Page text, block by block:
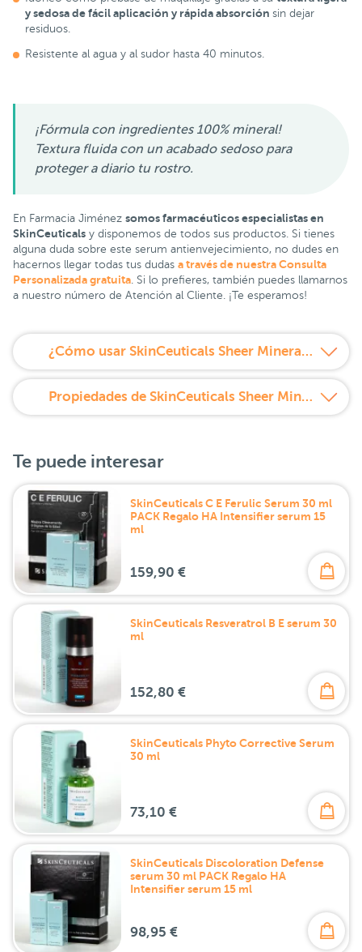
y sedosa de fácil aplicación y rápida absorción sin dejar
residuos.
Resistente al agua y al sudor hasta 40 minutos.
¡Fórmula con ingredientes 100% mineral!
Textura fluida con un acabado sedoso para
proteger a diario tu rostro.
En Farmacia Jiménez somos farmacéuticos especialistas en
SkinCeuticals y disponemos de todos sus productos. Si tienes
alguna duda sobre este serum antienvejecimiento, no dudes en
hacernos llegar todas tus dudas a través de nuestra Consulta
Personalizada gratuita . Si lo prefieres, también puedes llamarnos
a nuestro número de Atención al Cliente. ¡Te esperamos!
¿Cómo usar SkinCeuticals Sheer Mineral SPF 50 50 ml PACK Minitalla Phloretin de regalo?
Propiedades de SkinCeuticals Sheer Mineral SPF 50 50 ml PACK Minitalla Phloretin de regalo
Te puede interesar
SkinCeuticals C E Ferulic Serum 30 ml
PACK Regalo HA Intensifier serum 15
ml
159,90 €
SkinCeuticals Resveratrol B E serum 30
ml
152,80 €
SkinCeuticals Phyto Corrective Serum
30 ml
73,10 €
SkinCeuticals Discoloration Defense
serum 30 ml PACK Regalo HA
Intensifier serum 15 ml
98,95 €